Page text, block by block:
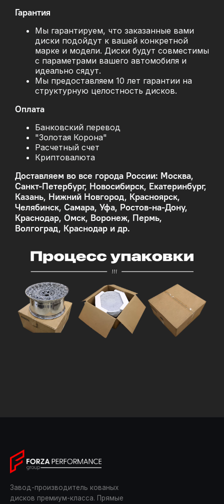
Гарантия
Мы гарантируем, что заказанные вами
диски подойдут к вашей конкретной
марке и модели. Диски будут совместимы
с параметрами вашего автомобиля и
идеально сядут.
Мы предоставляем 10 лет гарантии на
структурную целостность дисков.
Оплата
Банковский перевод
"Золотая Корона"
Расчетный счет
Криптовалюта
Доставляем во все города России: Москва,
Санкт-Петербург, Новосибирск, Екатеринбург,
Казань, Нижний Новгород, Красноярск,
Челябинск, Самара, Уфа, Ростов-на-Дону,
Краснодар, Омск, Воронеж, Пермь,
Волгоград, Краснодар и др.
Завод-производитель кованых
дисков премиум-класса. Прямые